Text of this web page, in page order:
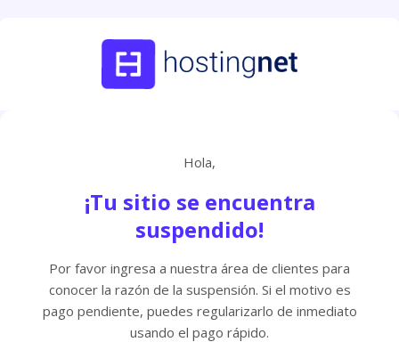
Hola,
¡Tu sitio se encuentra
suspendido!
Por favor ingresa a nuestra área de clientes para
conocer la razón de la suspensión. Si el motivo es
pago pendiente, puedes regularizarlo de inmediato
usando el pago rápido.